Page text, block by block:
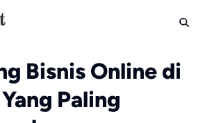
Bisnis Online di
Paling